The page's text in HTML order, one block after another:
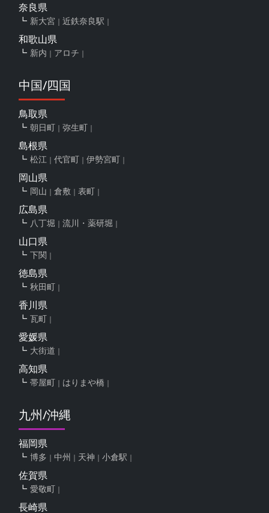
奈良県
新大宮 近鉄奈良駅
和歌山県
新内 アロチ
中国/四国
鳥取県
朝日町 弥生町
島根県
松江 代官町 伊勢宮町
岡山県
岡山 倉敷 表町
広島県
八丁堀 流川・薬研堀
山口県
下関
徳島県
秋田町
香川県
瓦町
愛媛県
大街道
高知県
帯屋町 はりまや橋
九州/沖縄
福岡県
博多 中州 天神 小倉駅
佐賀県
愛敬町
長崎県